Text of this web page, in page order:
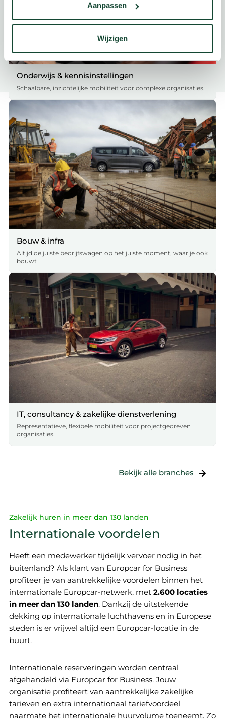
op specifieke eigenschappen (fingerprinting)
Lees meer over hoe uw persoonlijke gegevens worden
verwerkt en stel uw voorkeuren in het
intrekken in de Cookieverklaring.
Met cookies passen we onze inhoud en advertenties aan
functies mogelijk en zien we hoe we onze site nóg beter
kunnen maken. We delen deze informatie ook met onze
partners voor social media, advertenties en analyse. Zij
kunnen dit combineren met gegevens die je al met hen
hebt gedeeld. Zo sluit alles optimaal aan op jouw
voorkeuren. Bekijk voor meer details onscookie-beleid.
We werken samen met19 derdendie uw gegevens
kunnen ontvangen en verwerken.
Aanpassen
Wijzigen
Onderwijs & kennisinstellingen
Schaalbare, inzichtelijke mobiliteit voor complexe organisaties.
Bouw & infra
Altijd de juiste bedrijfswagen op het juiste moment, waar je ook
bouwt
IT, consultancy & zakelijke dienstverlening
Representatieve, flexibele mobiliteit voor projectgedreven
organisaties.
Bekijk alle branches
Zakelijk huren in meer dan 130 landen
Internationale voordelen
Heeft een medewerker tijdelijk vervoer nodig in het
buitenland? Als klant van Europcar for Business
profiteer je van aantrekkelijke voordelen binnen het
internationale Europcar-netwerk, met 2.600 locaties
in meer dan 130 landen. Dankzij de uitstekende
dekking op internationale luchthavens en in Europese
steden is er vrijwel altijd een Europcar-locatie in de
buurt.
Internationale reserveringen worden centraal
afgehandeld via Europcar for Business. Jouw
organisatie profiteert van aantrekkelijke zakelijke
tarieven en extra internationaal tariefvoordeel
naarmate het internationale huurvolume toeneemt. Zo